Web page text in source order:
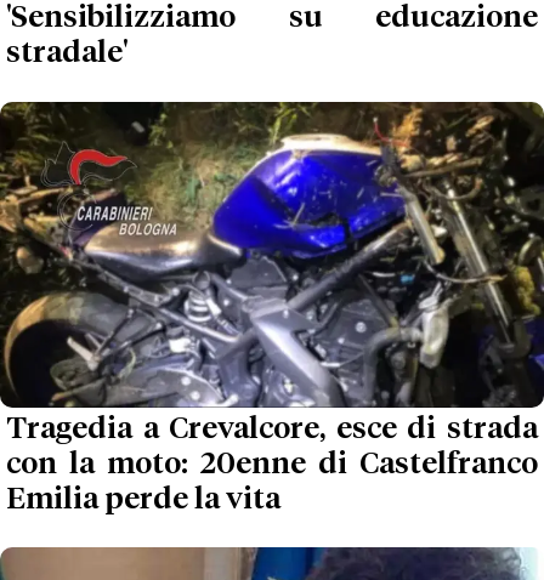
'Sensibilizziamo su educazione
stradale'
Tragedia a Crevalcore, esce di strada
con la moto: 20enne di Castelfranco
Emilia perde la vita